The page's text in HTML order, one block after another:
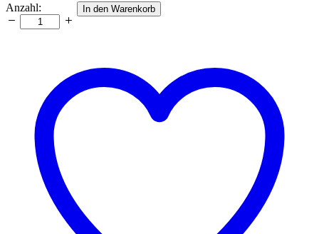
Quillingstreifen,
3
mm,
Anzahl: In den Warenkorb